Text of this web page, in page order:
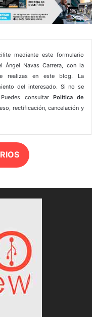
mediante este formulario
Ángel Navas Carrera, con la
realizas en este blog. La
del interesado. Si no se
consultar Política de
rectificación, cancelación y